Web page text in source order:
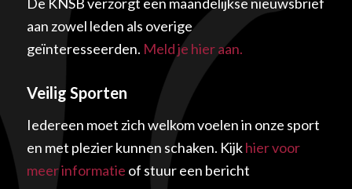
aan zowel leden als overige
geïnteresseerden. Meld je hier aan.
Veilig Sporten
Iedereen moet zich welkom voelen in onze sport
en met plezier kunnen schaken. Kijkhier voor
meer informatie of stuur een bericht